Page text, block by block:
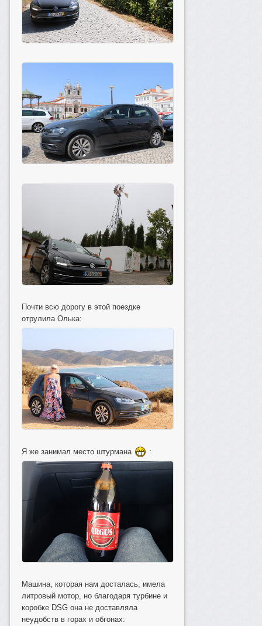
Почти всю дорогу в этой поездке
отрулила Олька:
Я же занимал место штурмана :
Машина, которая нам досталась, имела
литровый мотор, но благодаря турбине и
коробке DSG она не доставляла
неудобств в горах и обгонах: